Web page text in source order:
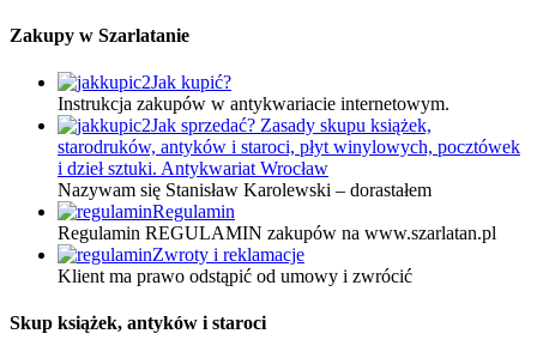
Zakupy w Szarlatanie
Jak kupić?
Instrukcja zakupów w antykwariacie internetowym.
Jak sprzedać? Zasady skupu książek,
starodruków, antyków i staroci, płyt winylowych, pocztówek
i dzieł sztuki. Antykwariat Wrocław
Nazywam się Stanisław Karolewski – dorastałem
Regulamin
Regulamin REGULAMIN zakupów na www.szarlatan.pl
Zwroty i reklamacje
Klient ma prawo odstąpić od umowy i zwrócić
Skup książek, antyków i staroci